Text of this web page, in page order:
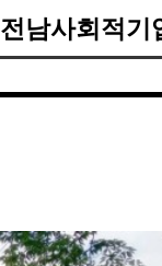
전남사회적기